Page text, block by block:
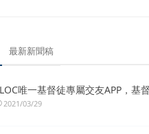
最新新聞稿
唯一基督徒專屬交友APP，基
2021/03/29